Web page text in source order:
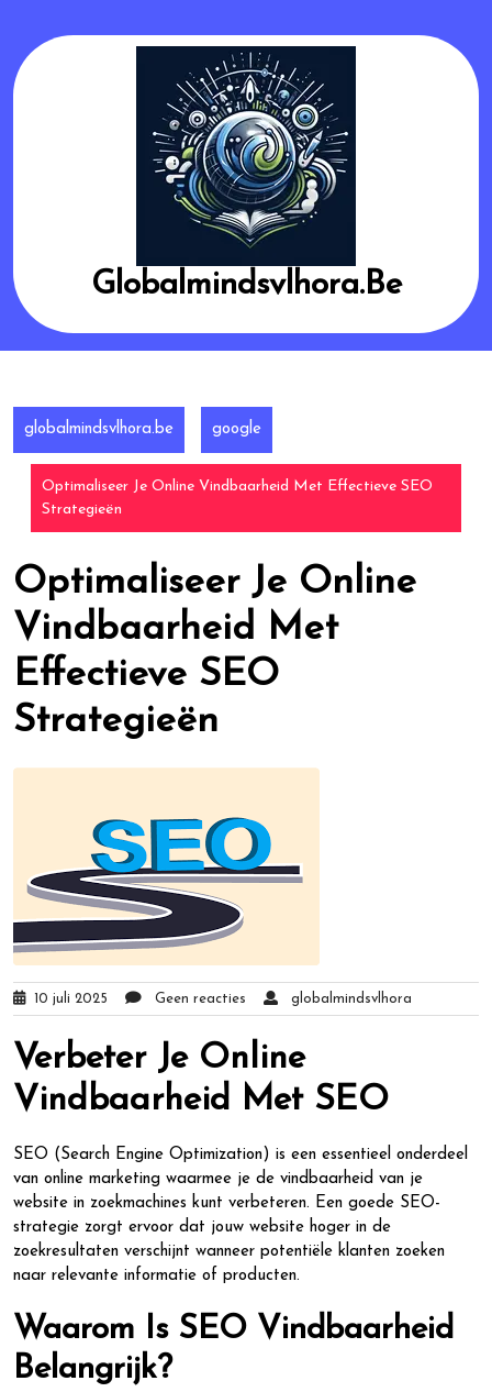
content
Globalmindsvlhora.be
globalmindsvlhora.be google
Optimaliseer Je Online Vindbaarheid Met Effectieve SEO
Strategieën
Optimaliseer Je Online
Vindbaarheid Met
Effectieve SEO
Strategieën
10 juli 2025 Geen reacties globalmindsvlhora
Verbeter Je Online
Vindbaarheid Met SEO
SEO (Search Engine Optimization) is een essentieel onderdeel
van online marketing waarmee je de vindbaarheid van je
website in zoekmachines kunt verbeteren. Een goede SEO-
strategie zorgt ervoor dat jouw website hoger in de
zoekresultaten verschijnt wanneer potentiële klanten zoeken
naar relevante informatie of producten.
Waarom Is SEO Vindbaarheid
Belangrijk?